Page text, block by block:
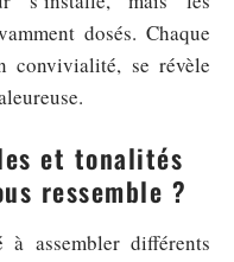
dosés. Chaque
convivialité, se révèle
et tonalités
ressemble ?
assembler différents